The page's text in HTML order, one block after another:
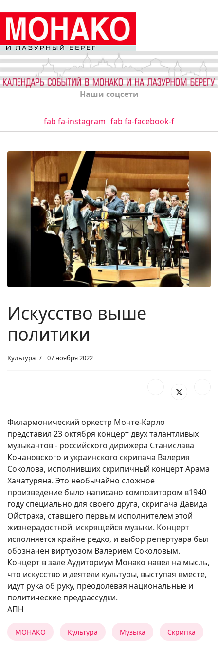
Наши соцсети
fab fa-instagram fab fa-facebook-f
Искусство выше
политики
Культура 07 ноября 2022
Филармонический оркестр Монте-Карло
представил 23 октября концерт двух талантливых
музыкантов - российского дирижёра Станислава
Кочановского и украинского скрипача Валерия
Соколова, исполнивших скрипичный концерт Арама
Хачатуряна. Это необычайно сложное
произведение было написано композитором в1940
году специально для своего друга, скрипача Давида
Ойстраха, ставшего первым исполнителем этой
жизнерадостной, искрящейся музыки. Концерт
исполняется крайне редко, и выбор репертуара был
обозначен виртуозом Валерием Соколовым.
Концерт в зале Аудиториум Монако навел на мысль,
что искусство и деятели культуры, выступая вместе,
идут рука об руку, преодолевая национальные и
политические предрассудки.
АПН
МОНАКО Культура Музыка Скрипка